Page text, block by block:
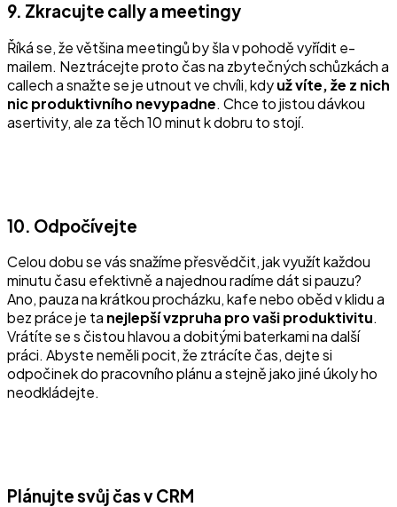
9. Zkracujte cally a meetingy
Říká se, že většina meetingů by šla v pohodě vyřídit e-
mailem. Neztrácejte proto čas na zbytečných schůzkách a
callech a snažte se je utnout ve chvíli, kdyuž víte, že z nich
nic produktivního nevypadne. Chce to jistou dávkou
asertivity, ale za těch 10 minut k dobru to stojí.
10. Odpočívejte
Celou dobu se vás snažíme přesvědčit, jak využít každou
minutu času efektivně a najednou radíme dát si pauzu?
Ano, pauza na krátkou procházku, kafe nebo oběd v klidu a
bez práce je ta nejlepší vzpruha pro vaši produktivitu.
Vrátíte se s čistou hlavou a dobitými baterkami na další
práci. Abyste neměli pocit, že ztrácíte čas, dejte si
odpočinek do pracovního plánu a stejně jako jiné úkoly ho
neodkládejte.
Plánujte svůj čas v CRM